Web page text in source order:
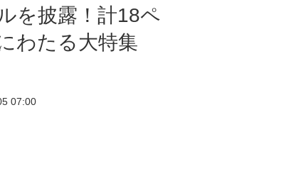
を披露！計18ペ
わたる大特集
07:00